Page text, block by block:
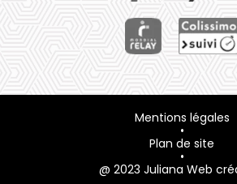
Mentions légales
•
Plan de site
•
@ 2023 Juliana Web